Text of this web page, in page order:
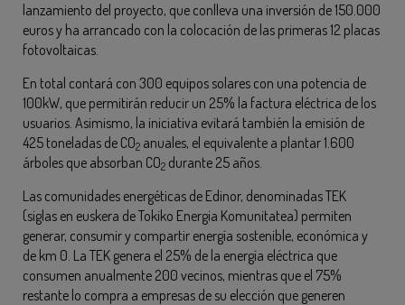
lanzamiento del proyecto, que conlleva una inversión de 150.000
euros y ha arrancado con la colocación de las primeras 12 placas
fotovoltaicas.
En total contará con 300 equipos solares con una potencia de
100kW, que permitirán reducir un 25% la factura eléctrica de los
usuarios. Asimismo, la iniciativa evitará también la emisión de
425 toneladas de CO2 anuales, el equivalente a plantar 1.600
árboles que absorban CO2 durante 25 años.
Las comunidades energéticas de Edinor, denominadas TEK
(siglas en euskera de Tokiko Energia Komunitatea) permiten
generar, consumir y compartir energía sostenible, económica y
de km 0. La TEK genera el 25% de la energía eléctrica que
consumen anualmente 200 vecinos, mientras que el 75%
restante lo compra a empresas de su elección que generen